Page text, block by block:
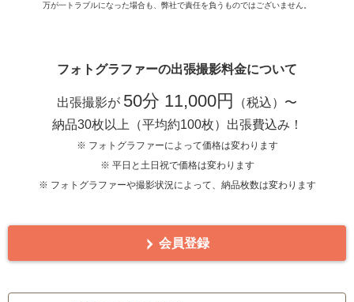
万が一トラブルになった場合も、弊社で責任を負うものではございません。
フォトグラファーの出張撮影料金について
出張撮影が 50分 11,000円
（税込）〜
納品30枚以上（平均約100枚）出張費込み！
※ フォトグラファーによって価格は変わります
※ 平日と土日祝で価格は変わります
※ フォトグラファーや撮影状況によって、納品枚数は変わります
会員登録